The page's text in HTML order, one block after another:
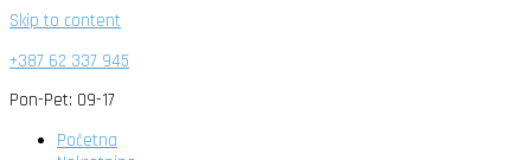
Skip to content
+387 62 337 945
Pon-Pet: 09-17
Početna